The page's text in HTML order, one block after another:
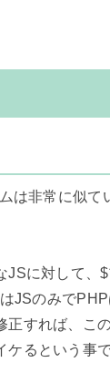
は非常に似て
JSに対して、
JSのみで
正すれば、こ
るという事で